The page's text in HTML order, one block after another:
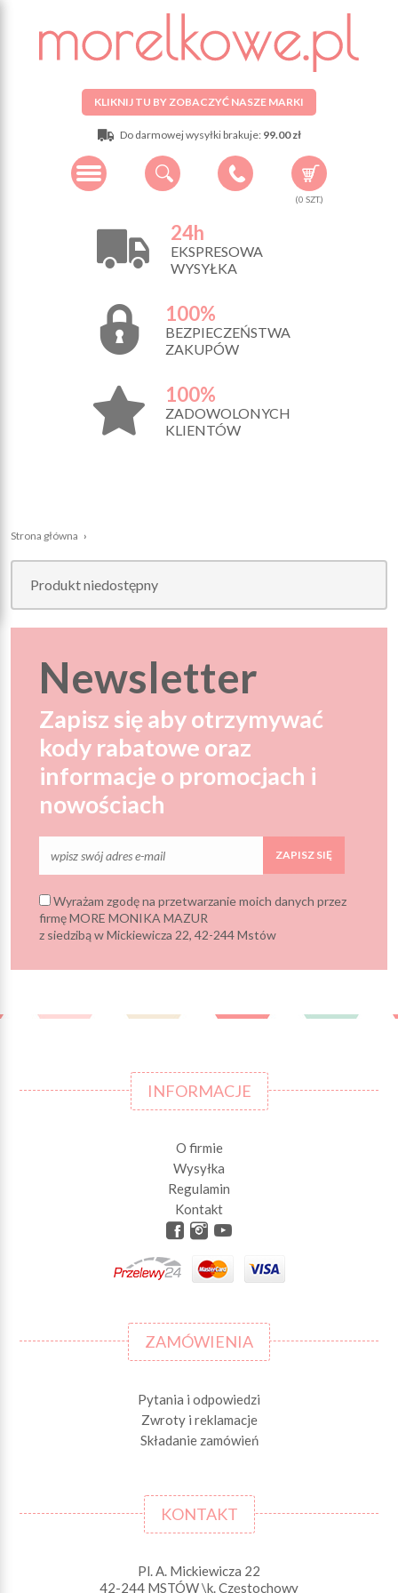
KLIKNIJ TU BY ZOBACZYĆ NASZE MARKI
Do darmowej wysyłki brakuje: 99.00 zł
(0 SZT.)
24h
EKSPRESOWA
WYSYŁKA
100%
BEZPIECZEŃSTWA
ZAKUPÓW
100%
ZADOWOLONYCH
KLIENTÓW
Strona główna ›
Produkt niedostępny
Newsletter
Zapisz się aby otrzymywać
kody rabatowe oraz
informacje o promocjach i
nowościach
ZAPISZ SIĘ
Wyrażam zgodę na przetwarzanie moich danych przez
firmę MORE MONIKA MAZUR
z siedzibą w Mickiewicza 22, 42-244 Mstów
INFORMACJE
O firmie
Wysyłka
Regulamin
Kontakt
ZAMÓWIENIA
Pytania i odpowiedzi
Zwroty i reklamacje
Składanie zamówień
KONTAKT
Pl. A. Mickiewicza 22
42-244 MSTÓW \k. Częstochowy